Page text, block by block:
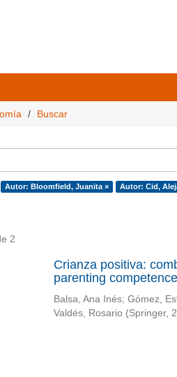
Buscar
Autor: Bloomfield, Juanita × Autor: Cid,
2
Crianza positiva:
parenting
Balsa, Ana Inés; Gómez,
Valdés, Rosario (Springer,